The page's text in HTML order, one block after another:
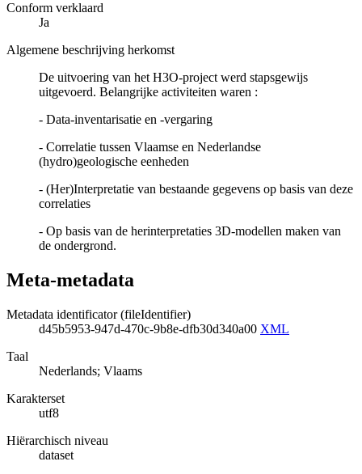
Conform verklaard
Ja
Algemene beschrijving herkomst
De uitvoering van het H3O-project werd stapsgewijs
uitgevoerd. Belangrijke activiteiten waren :
- Data-inventarisatie en -vergaring
- Correlatie tussen Vlaamse en Nederlandse
(hydro)geologische eenheden
- (Her)Interpretatie van bestaande gegevens op basis van deze
correlaties
- Op basis van de herinterpretaties 3D-modellen maken van
de ondergrond.
Meta-metadata
Metadata identificator (fileIdentifier)
d45b5953-947d-470c-9b8e-dfb30d340a00 XML
Taal
Nederlands; Vlaams
Karakterset
utf8
Hiërarchisch niveau
dataset